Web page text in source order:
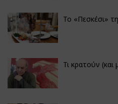
Το «Πεσκέσι»
Τι κρατούν